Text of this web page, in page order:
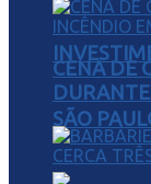
SÃO
CENA DE